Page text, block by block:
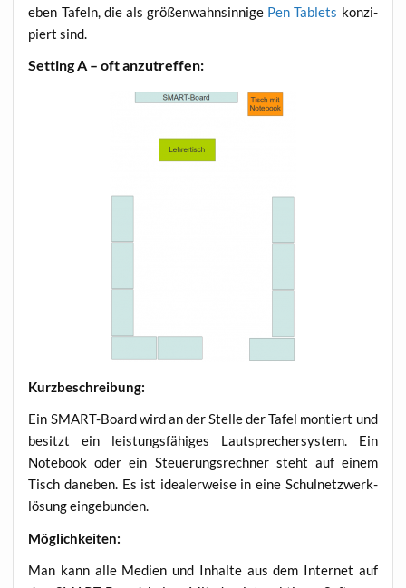
eben Tafeln, die als grö­ßen­wahn­sin­ni­ge Pen Tablets kon­zi­
piert sind.
Set­ting A – oft anzutreffen:
Kurz­be­schrei­bung:
Ein SMART-Board wird an der Stel­le der Tafel mon­tiert und
besitzt ein leis­tungs­fä­hi­ges Laut­spre­cher­sys­tem. Ein
Note­book oder ein Steue­rungs­rech­ner steht auf einem
Tisch dane­ben. Es ist idea­ler­wei­se in eine Schul­netz­werk­
lö­sung eingebunden.
Mög­lich­kei­ten:
Man kann alle Medi­en und Inhal­te aus dem Inter­net auf